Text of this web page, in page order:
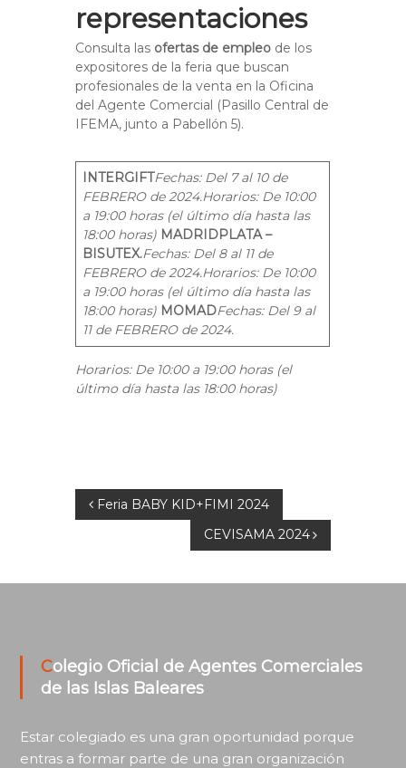
representaciones
Consulta las ofertas de empleo de los
expositores de la feria que buscan
profesionales de la venta en la Oficina
del Agente Comercial (Pasillo Central de
IFEMA, junto a Pabellón 5).
INTERGIFTFechas: Del 7 al 10 de
FEBRERO de 2024.Horarios: De 10:00
a 19:00 horas (el último día hasta las
18:00 horas) MADRIDPLATA –
BISUTEX.Fechas: Del 8 al 11 de
FEBRERO de 2024.Horarios: De 10:00
a 19:00 horas (el último día hasta las
18:00 horas) MOMADFechas: Del 9 al
11 de FEBRERO de 2024.
Horarios: De 10:00 a 19:00 horas (el
último día hasta las 18:00 horas)
Navegación
entradas
Feria BABY KID+FIMI 2024
CEVISAMA 2024
Colegio Oficial de Agentes Comerciales
de las Islas Baleares
Estar colegiado es una gran oportunidad porque
entras a formar parte de una gran organización